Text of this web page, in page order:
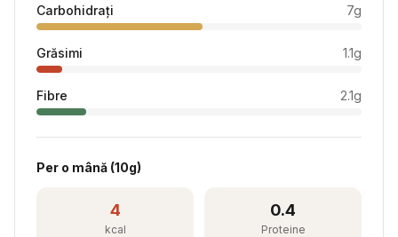
Carbohidrați 7g
Grăsimi 1.1g
Fibre 2.1g
Per o mână (10g)
4
kcal
0.4
Proteine